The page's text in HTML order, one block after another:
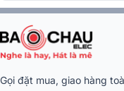
Gọi đặt mua, giao hàng